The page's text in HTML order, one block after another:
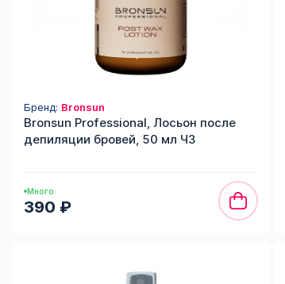
Бренд: Bronsun
Bronsun Professional, Лосьон после
депиляции бровей, 50 мл ЧЗ
Много
390 ₽